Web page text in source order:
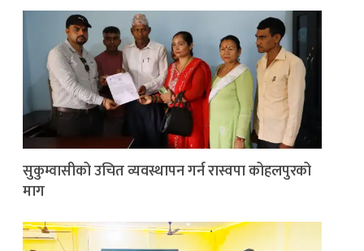
सुकुम्वासीको उचित व्यवस्थापन गर्न रास्वपा कोहलपुरको
माग